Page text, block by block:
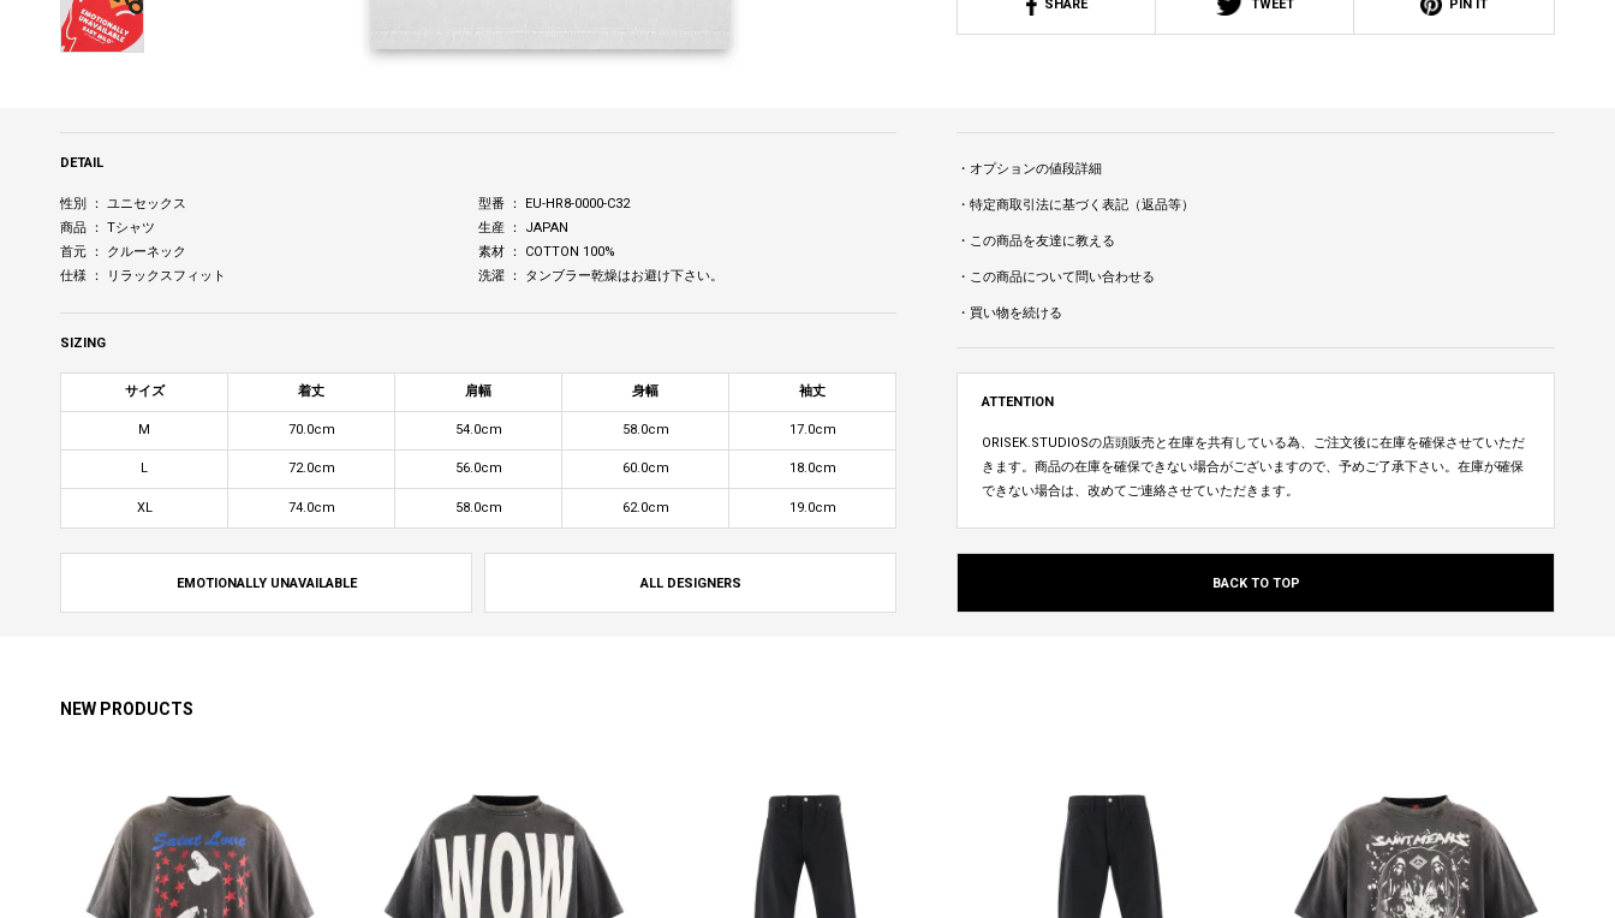
SHARE TWEET PIN IT
DETAIL
性別 ： ユニセックス
商品 ： Tシャツ
首元 ： クルーネック
仕様 ： リラックスフィット
型番 ： EU-HR8-0000-C32
生産 ： JAPAN
素材 ： COTTON 100%
洗濯 ： タンブラー乾燥はお避け下さい。
SIZING
サイズ 着丈 肩幅 身幅 袖丈
M 70.0cm 54.0cm 58.0cm 17.0cm
L 72.0cm 56.0cm 60.0cm 18.0cm
XL 74.0cm 58.0cm 62.0cm 19.0cm
EMOTIONALLY UNAVAILABLE ALL DESIGNERS
・オプションの値段詳細
・特定商取引法に基づく表記（返品等）
・この商品を友達に教える
・この商品について問い合わせる
・買い物を続ける
ATTENTION
ORISEK.STUDIOSの店頭販売と在庫を共有している為、ご注文後に在庫を確保させていただ
きます。商品の在庫を確保できない場合がございますので、予めご了承下さい。在庫が確保
できない場合は、改めてご連絡させていただきます。
BACK TO TOP
NEW PRODUCTS